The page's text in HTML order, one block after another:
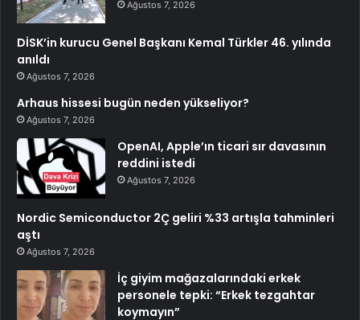
Ağustos 7, 2026
DİSK’in kurucu Genel Başkanı Kemal Türkler 46. yılında
anıldı
Ağustos 7, 2026
Arhaus hissesi bugün neden yükseliyor?
Ağustos 7, 2026
OpenAI, Apple’ın ticari sır davasının
reddini istedi
Ağustos 7, 2026
Nordic Semiconductor 2Ç geliri %33 artışla tahminleri
aştı
Ağustos 7, 2026
İç giyim mağazalarındaki erkek
personele tepki: “Erkek tezgahtar
koymayın”